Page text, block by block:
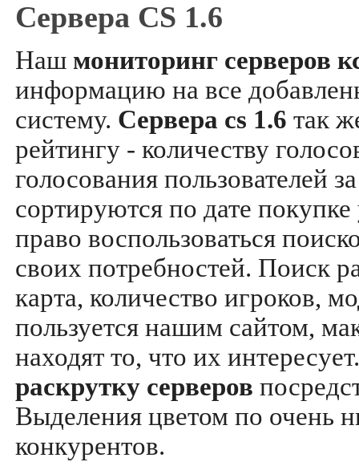
Сервера CS 1.6
Наш мониторинг серверов
информацию на все
систему. Сервера cs 1.6 так
рейтингу - количеству
голосования пользователей
сортируются по дате
право воспользоваться
своих потребностей. Поиск
карта, количество игроков,
пользуется нашим сайтом,
находят то, что их
раскрутку серверов
Выделения цветом по очень
конкурентов.